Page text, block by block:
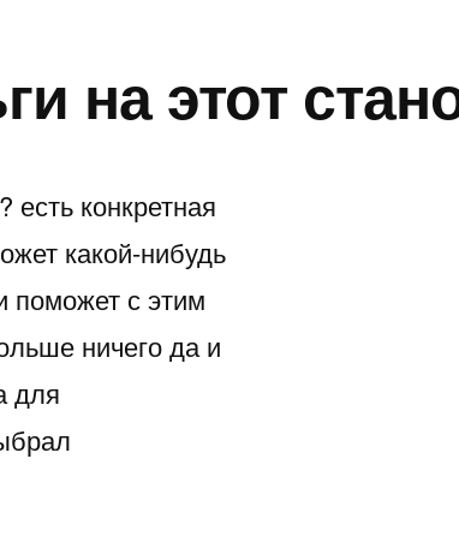
на этот
есть конкретная
какой-нибудь
поможет с этим
ничего да и
для